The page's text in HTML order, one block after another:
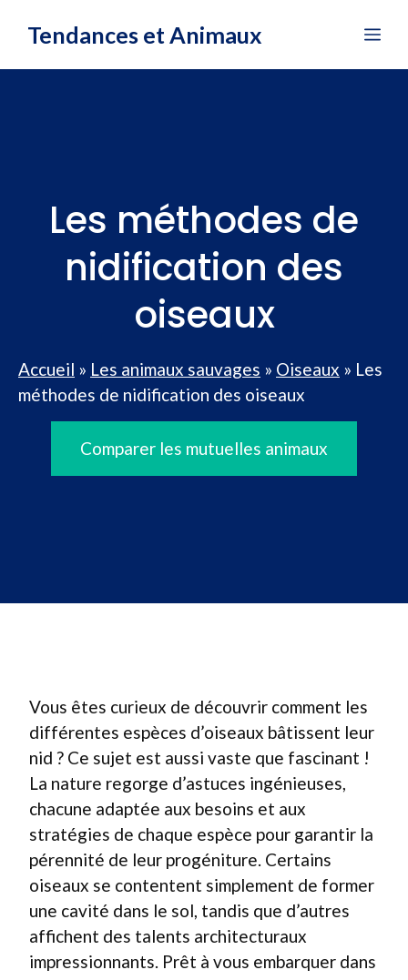
Tendances et Animaux
Les méthodes de
nidification des
oiseaux
Accueil » Les animaux sauvages » Oiseaux » Les
méthodes de nidification des oiseaux
Comparer les mutuelles animaux
Vous êtes curieux de découvrir comment les
différentes espèces d’oiseaux bâtissent leur
nid ? Ce sujet est aussi vaste que fascinant !
La nature regorge d’astuces ingénieuses,
chacune adaptée aux besoins et aux
stratégies de chaque espèce pour garantir la
pérennité de leur progéniture. Certains
oiseaux se contentent simplement de former
une cavité dans le sol, tandis que d’autres
affichent des talents architecturaux
impressionnants. Prêt à vous embarquer dans